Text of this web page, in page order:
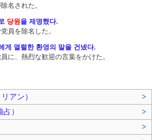
名された。
당원을 제명했다.
員を除名した。
게 열렬한 환영의 말을 건넸다.
に、熱烈な歓迎の言葉をかけた。
アン）
>
）
>
>